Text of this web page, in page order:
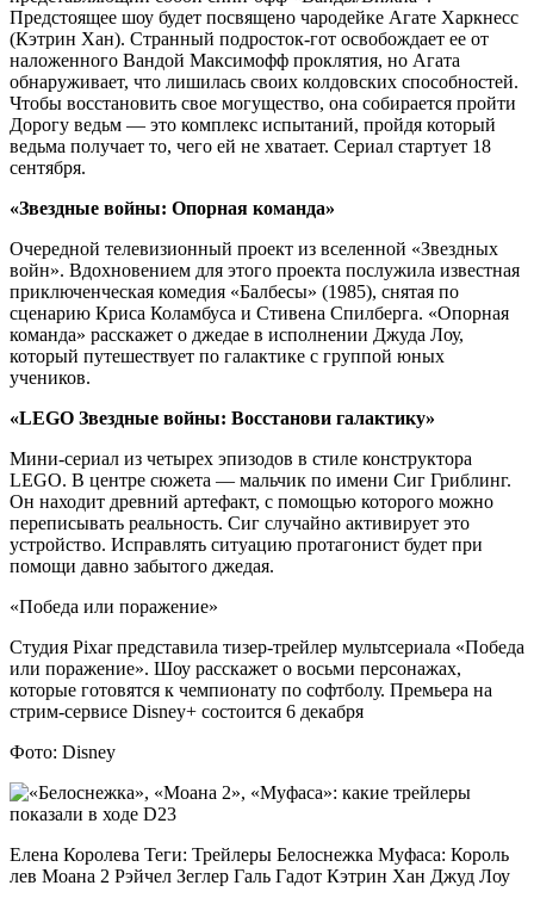
Предстоящее шоу будет посвящено чародейке Агате Харкнесс
(Кэтрин Хан). Странный подросток-гот освобождает ее от
наложенного Вандой Максимофф проклятия, но Агата
обнаруживает, что лишилась своих колдовских способностей.
Чтобы восстановить свое могущество, она собирается пройти
Дорогу ведьм — это комплекс испытаний, пройдя который
ведьма получает то, чего ей не хватает. Сериал стартует 18
сентября.
«Звездные войны: Опорная команда»
Очередной телевизионный проект из вселенной «Звездных
войн». Вдохновением для этого проекта послужила известная
приключенческая комедия «Балбесы» (1985), снятая по
сценарию Криса Коламбуса и Стивена Спилберга. «Опорная
команда» расскажет о джедае в исполнении Джуда Лоу,
который путешествует по галактике с группой юных
учеников.
«LEGO Звездные войны: Восстанови галактику»
Мини-сериал из четырех эпизодов в стиле конструктора
LEGO. В центре сюжета — мальчик по имени Сиг Гриблинг.
Он находит древний артефакт, с помощью которого можно
переписывать реальность. Сиг случайно активирует это
устройство. Исправлять ситуацию протагонист будет при
помощи давно забытого джедая.
«Победа или поражение»
Студия Pixar представила тизер-трейлер мультсериала «Победа
или поражение». Шоу расскажет о восьми персонажах,
которые готовятся к чемпионату по софтболу. Премьера на
стрим-сервисе Disney+ состоится 6 декабря
Фото: Disney
Елена Королева Теги: Трейлеры Белоснежка Муфаса: Король
лев Моана 2 Рэйчел Зеглер Галь Гадот Кэтрин Хан Джуд Лоу